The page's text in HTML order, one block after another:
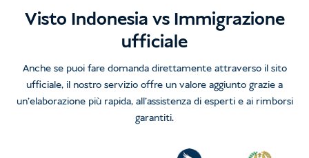
Visto Indonesia vs Immigrazione
ufficiale
Anche se puoi fare domanda direttamente attraverso il sito
ufficiale, il nostro servizio offre un valore aggiunto grazie a
un'elaborazione più rapida, all'assistenza di esperti e ai rimborsi
garantiti.